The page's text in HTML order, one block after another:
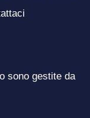
sono gestite da